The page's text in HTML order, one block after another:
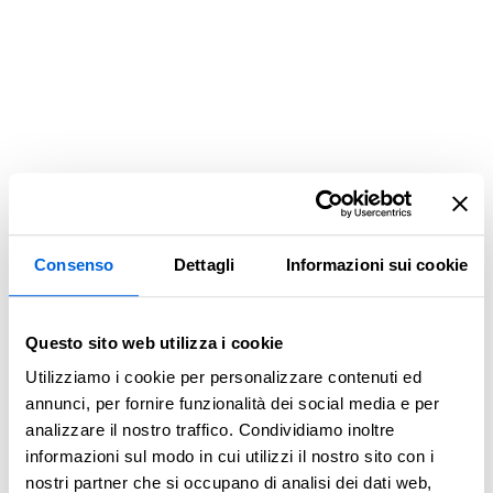
Consenso Dettagli Informazioni sui cookie
Questo sito web utilizza i cookie
Utilizziamo i cookie per personalizzare contenuti ed
annunci, per fornire funzionalità dei social media e per
analizzare il nostro traffico. Condividiamo inoltre
informazioni sul modo in cui utilizzi il nostro sito con i
nostri partner che si occupano di analisi dei dati web,